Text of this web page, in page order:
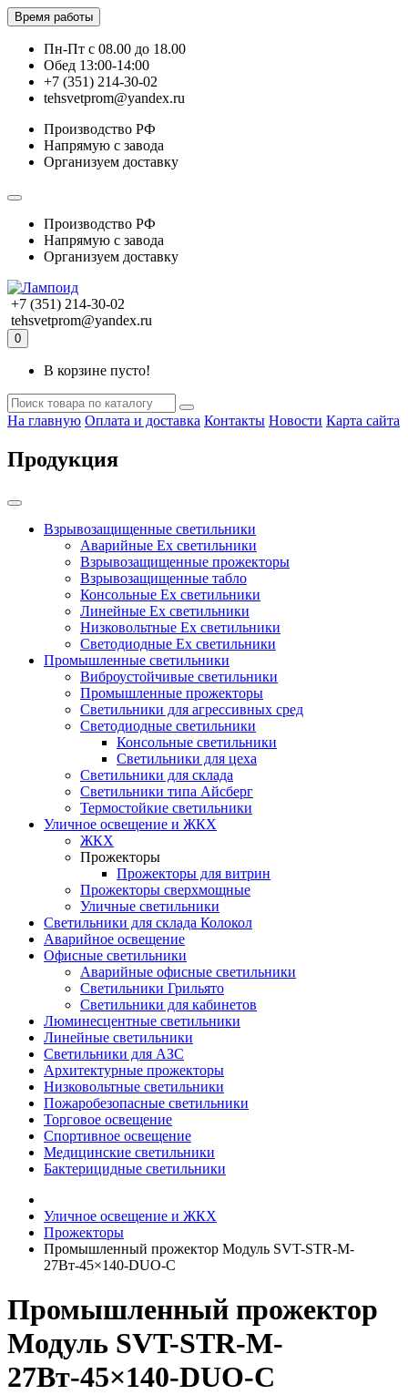
Время работы
Пн-Пт с 08.00 до 18.00
Обед 13:00-14:00
+7 (351) 214-30-02
tehsvetprom@yandex.ru
Производство РФ
Напрямую с завода
Организуем доставку
Производство РФ
Напрямую с завода
Организуем доставку
+7 (351) 214-30-02
tehsvetprom@yandex.ru
0
В корзине пусто!
На главную Оплата и доставка Контакты Новости Карта сайта
Продукция
Взрывозащищенные светильники
Аварийные Ex светильники
Взрывозащищенные прожекторы
Взрывозащищенные табло
Консольные Ех светильники
Линейные Ex светильники
Низковольтные Ex светильники
Светодиодные Ex светильники
Промышленные светильники
Виброустойчивые светильники
Промышленные прожекторы
Светильники для агрессивных сред
Светодиодные светильники
Консольные светильники
Светильники для цеха
Светильники для склада
Светильники типа Айсберг
Термостойкие светильники
Уличное освещение и ЖКХ
ЖКХ
Прожекторы
Прожекторы для витрин
Прожекторы сверхмощные
Уличные светильники
Светильники для склада Колокол
Аварийное освещение
Офисные светильники
Аварийные офисные светильники
Светильники Грильято
Светильники для кабинетов
Люминесцентные светильники
Линейные светильники
Светильники для АЗС
Архитектурные прожекторы
Низковольтные светильники
Пожаробезопасные светильники
Торговое освещение
Спортивное освещение
Медицинские светильники
Бактерицидные светильники
Уличное освещение и ЖКХ
Прожекторы
Промышленный прожектор Модуль SVT-STR-M-
27Вт-45×140-DUO-С
Промышленный прожектор
Модуль SVT-STR-M-
27Вт-45×140-DUO-С